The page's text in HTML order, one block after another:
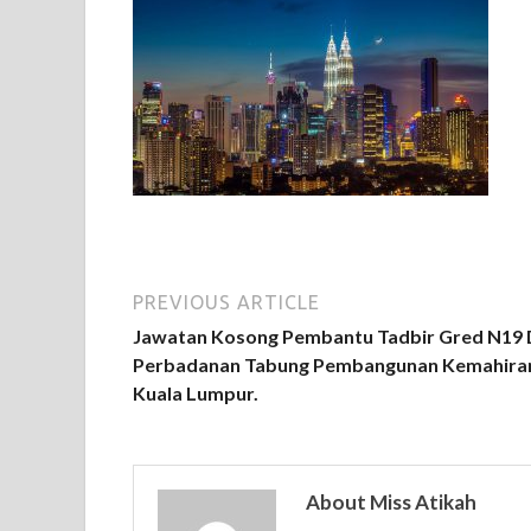
PREVIOUS ARTICLE
Jawatan Kosong Pembantu Tadbir Gred N19
Perbadanan Tabung Pembangunan
Kuala Lumpur.
About Miss Atikah